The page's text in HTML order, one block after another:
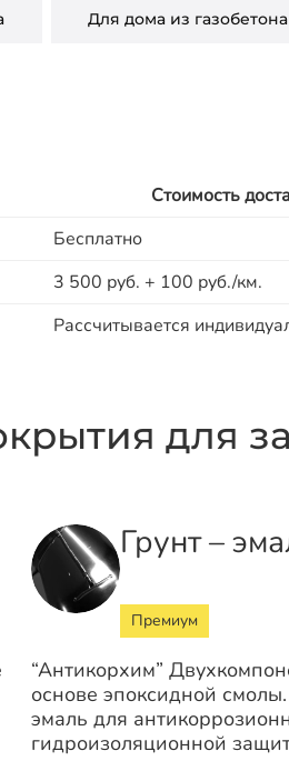
Для дома из газобетона
Стоимость
Бесплатно
3 500 руб. + 100 руб./км.
Рассчитывается
для
Грунт –
Премиум
“Антикорхим”
основе эпоксидной
эмаль для
гидроизоляционной